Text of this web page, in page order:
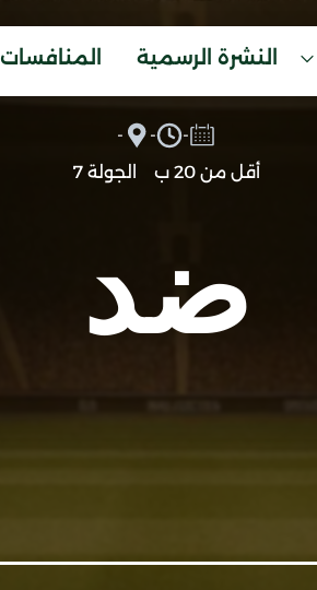
النشرة الرسمية المنافسات
-
-
-
أقل من 20 ب
الجولة 7
ضد